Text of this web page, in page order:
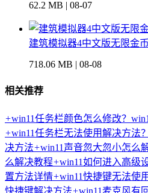
62.2 MB | 08-07
建筑模拟器4中文版无限金
718.06 MB | 08-08
相关推荐
+win11任务栏颜色怎么修改？
+win11任务栏无法使用解决方法
决方法+win11声音忽大忽小怎么
么解决教程+win11如何进入高级
置方法详情+win11快捷键无法使
快捷键解决方法+win11麦克风有